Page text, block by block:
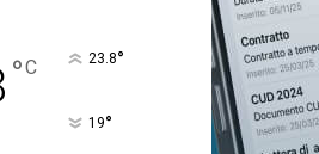
°C 23.8°
19°